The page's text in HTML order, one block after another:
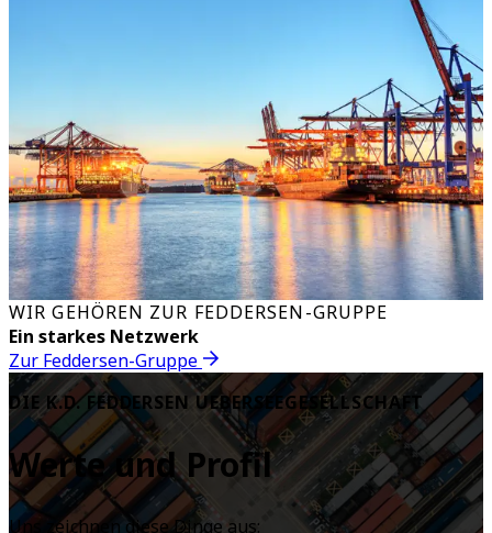
WIR GEHÖREN ZUR FEDDERSEN-GRUPPE
Ein starkes Netzwerk
Zur Feddersen-Gruppe
DIE K.D. FEDDERSEN UEBERSEEGESELLSCHAFT
Werte und Profil
Uns zeichnen diese Dinge aus: